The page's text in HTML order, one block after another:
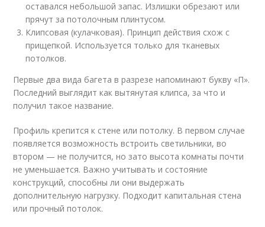
оставался небольшой запас. Излишки обрезают или
прячут за потолочным плинтусом.
Клипсовая (кулачковая). Принцип действия схож с
прищепкой. Используется только для тканевых
потолков.
Первые два вида багета в разрезе напоминают букву «П».
Последний выглядит как вытянутая клипса, за что и
получил такое название.
Профиль крепится к стене или потолку. В первом случае
появляется возможность встроить светильники, во
втором — не получится, но зато высота комнаты почти
не уменьшается. Важно учитывать и состояние
конструкций, способны ли они выдержать
дополнительную нагрузку. Подходит капитальная стена
или прочный потолок.